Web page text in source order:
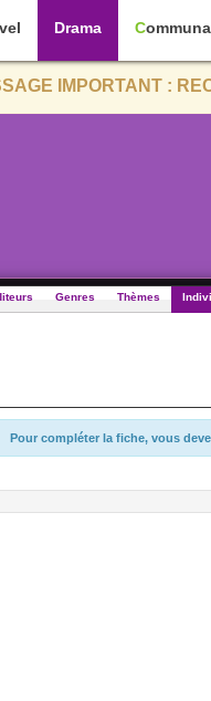
Drama
IMPORTANT :
Genres Thèmes
Pour compléter la fiche, vous